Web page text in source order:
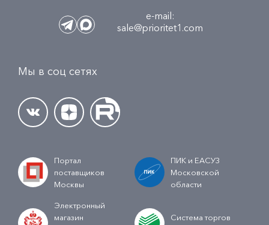
e-mail:
sale@prioritet1.com
Мы в соц сетях
Портал
поставщиков
Москвы
ПИК и ЕАСУЗ
Московской
области
Электронный
магазин
Система торгов